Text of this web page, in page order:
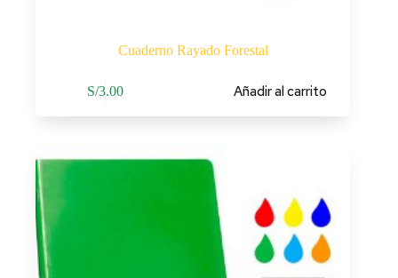
Cuaderno Rayado Forestal
S/3.00 Añadir al carrito